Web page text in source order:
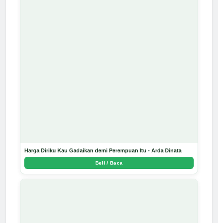
Harga Diriku Kau Gadaikan demi Perempuan Itu - Arda Dinata
Beli / Baca